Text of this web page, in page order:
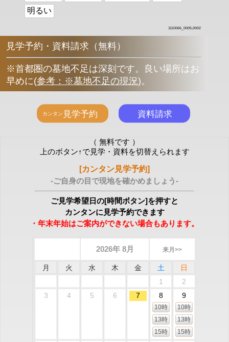
明るい
1110066_0005,0002
見学予約・資料請求（無料）
※首都圏の墓地不足は深刻です。良い場所はお
早めに(参考：※墓地不足の現況)。
（ 無料です ）
上のボタン↑で見学・資料を切替えられます
[カンタン見学予約]
-ご自身の目で現地を確かめましょう-
ご見学希望日の[時間ボタン]を押すと
カンタンに見学予約できます
・年末年始はご案内ができない場合もあります。
2026年 8月 来月>>
月 火 水 木 金 土
日
1
2
3
4 5 6 7 8
10時
13時
15時
9
10時
13時
15時